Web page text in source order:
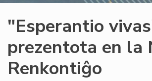
"Esperantio
prezentota en la
Renkontiĝo